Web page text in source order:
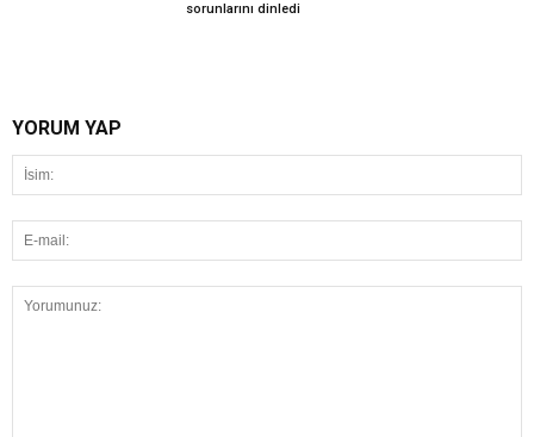
sorunlarını dinledi
YORUM YAP